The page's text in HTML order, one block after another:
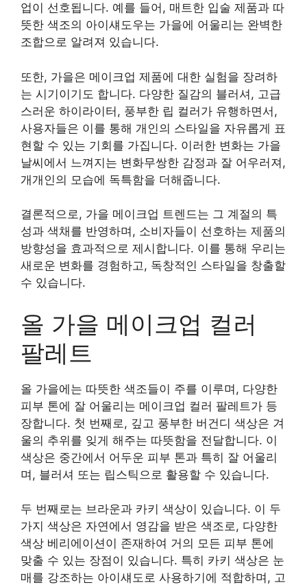
업이 선호됩니다. 예를 들어, 매트한 입술 제품과 따
뜻한 색조의 아이섀도우는 가을에 어울리는 완벽한
조합으로 알려져 있습니다.
또한, 가을은 메이크업 제품에 대한 실험을 장려하
는 시기이기도 합니다. 다양한 질감의 블러셔, 고급
스러운 하이라이터, 풍부한 립 컬러가 유행하면서,
사용자들은 이를 통해 개인의 스타일을 자유롭게 표
현할 수 있는 기회를 가집니다. 이러한 변화는 가을
날씨에서 느껴지는 변화무쌍한 감정과 잘 어우러져,
개개인의 모습에 독특함을 더해줍니다.
결론적으로, 가을 메이크업 트렌드는 그 계절의 특
성과 색채를 반영하며, 소비자들이 선호하는 제품의
방향성을 효과적으로 제시합니다. 이를 통해 우리는
새로운 변화를 경험하고, 독창적인 스타일을 창출할
수 있습니다.
올 가을 메이크업 컬러
팔레트
올 가을에는 따뜻한 색조들이 주를 이루며, 다양한
피부 톤에 잘 어울리는 메이크업 컬러 팔레트가 등
장합니다. 첫 번째로, 깊고 풍부한 버건디 색상은 겨
울의 추위를 잊게 해주는 따뜻함을 전달합니다. 이
색상은 중간에서 어두운 피부 톤과 특히 잘 어울리
며, 블러셔 또는 립스틱으로 활용할 수 있습니다.
두 번째로는 브라운과 카키 색상이 있습니다. 이 두
가지 색상은 자연에서 영감을 받은 색조로, 다양한
색상 베리에이션이 존재하여 거의 모든 피부 톤에
맞출 수 있는 장점이 있습니다. 특히 카키 색상은 눈
매를 강조하는 아이섀도로 사용하기에 적합하며, 고